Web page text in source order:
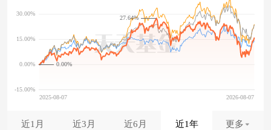
0.00%
27.64%
近1月 近3月 近6月 近1年 更多